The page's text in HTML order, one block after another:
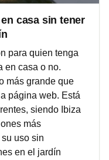
casa sin tener
para quien tenga
en casa o no.
más grande que
página web. Está
siendo Ibiza
más
uso sin
en el jardín